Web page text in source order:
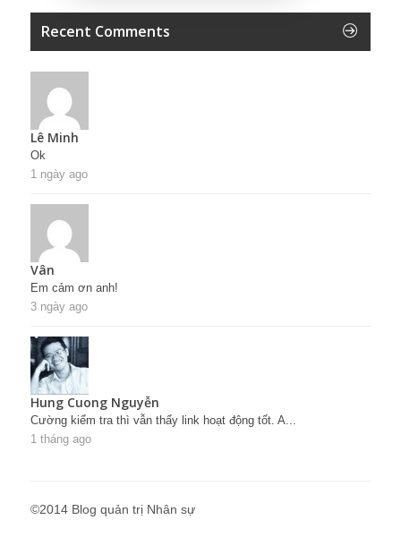
Recent Comments
Lê Minh
Ok
1 ngày ago
Vân
Em cảm ơn anh!
3 ngày ago
Hung Cuong Nguyễn
Cường kiểm tra thì vẫn thấy link hoạt động tốt. A...
1 tháng ago
©2014 Blog quản trị Nhân sự